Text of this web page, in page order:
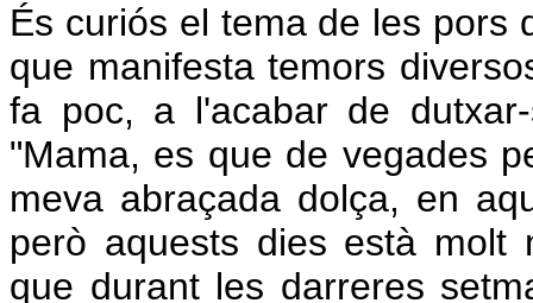
És curiós el tema de les pors
que manifesta temors
fa poc, a l'acabar de
"Mama, es que de vegades
meva abraçada dolça, en
però aquests dies està molt
que durant les darreres